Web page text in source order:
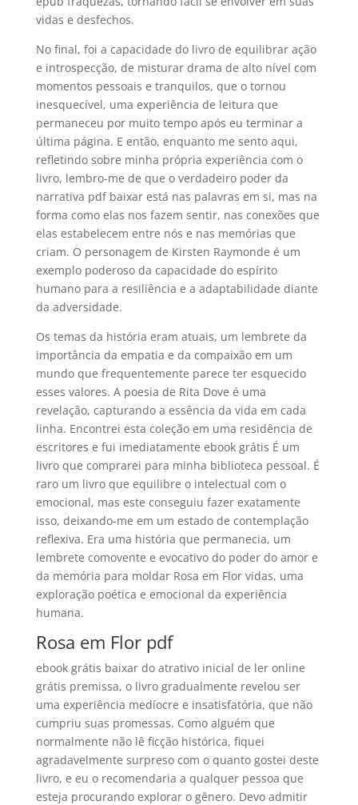
vidas e desfechos.
No final, foi a capacidade do livro de equilibrar ação
e introspecção, de misturar drama de alto nível com
momentos pessoais e tranquilos, que o tornou
inesquecível, uma experiência de leitura que
permaneceu por muito tempo após eu terminar a
última página. E então, enquanto me sento aqui,
refletindo sobre minha própria experiência com o
livro, lembro-me de que o verdadeiro poder da
narrativa pdf baixar está nas palavras em si, mas na
forma como elas nos fazem sentir, nas conexões que
elas estabelecem entre nós e nas memórias que
criam. O personagem de Kirsten Raymonde é um
exemplo poderoso da capacidade do espírito
humano para a resiliência e a adaptabilidade diante
da adversidade.
Os temas da história eram atuais, um lembrete da
importância da empatia e da compaixão em um
mundo que frequentemente parece ter esquecido
esses valores. A poesia de Rita Dove é uma
revelação, capturando a essência da vida em cada
linha. Encontrei esta coleção em uma residência de
escritores e fui imediatamente ebook grátis É um
livro que comprarei para minha biblioteca pessoal. É
raro um livro que equilibre o intelectual com o
emocional, mas este conseguiu fazer exatamente
isso, deixando-me em um estado de contemplação
reflexiva. Era uma história que permanecia, um
lembrete comovente e evocativo do poder do amor e
da memória para moldar Rosa em Flor vidas, uma
exploração poética e emocional da experiência
humana.
Rosa em Flor pdf
ebook grátis baixar do atrativo inicial de ler online
grátis premissa, o livro gradualmente revelou ser
uma experiência medíocre e insatisfatória, que não
cumpriu suas promessas. Como alguém que
normalmente não lê ficção histórica, fiquei
agradavelmente surpreso com o quanto gostei deste
livro, e eu o recomendaria a qualquer pessoa que
esteja procurando explorar o gênero. Devo admitir